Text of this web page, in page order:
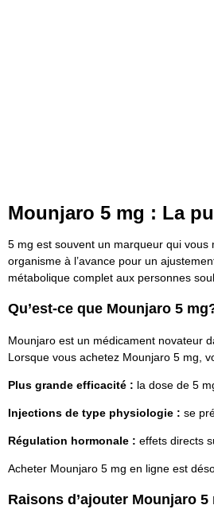
Mounjaro 5 mg : La
5 mg est souvent un marqueur qui
organisme à l’avance pour un
métabolique complet aux personnes
Qu’est-ce que Mounjaro 5
Mounjaro est un médicament novateur
Lorsque vous achetez Mounjaro 5 mg,
Plus grande efficacité : la dose de 5
Injections de type physiologie : se
Régulation hormonale : effets directs
Acheter Mounjaro 5 mg en ligne est
Raisons d’ajouter Mounjaro